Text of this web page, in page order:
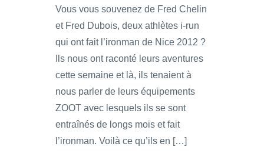
Vous vous souvenez de Fred Chelin
et Fred Dubois, deux athlètes i-run
qui ont fait l’ironman de Nice 2012 ?
Ils nous ont raconté leurs aventures
cette semaine et là, ils tenaient à
nous parler de leurs équipements
ZOOT avec lesquels ils se sont
entraînés de longs mois et fait
l’ironman. Voilà ce qu’ils en […]